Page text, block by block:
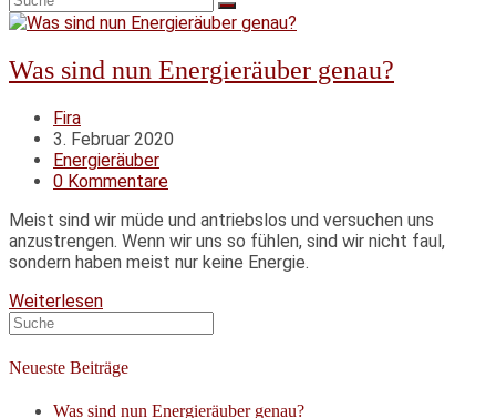
Was sind nun Energieräuber genau?
Beitrags-
Autor:
Fira
Beitrag
veröffentlicht:
3. Februar 2020
Beitrags-
Kategorie:
Energieräuber
Beitrags-
0 Kommentare
Meist sind wir müde und antriebslos und versuchen uns
anzustrengen. Wenn wir uns so fühlen, sind wir nicht faul,
sondern haben meist nur keine Energie.
WeiterlesenWas
nun
Energieräuber
genau?
Suche
nach:
Neueste Beiträge
Was sind nun Energieräuber genau?